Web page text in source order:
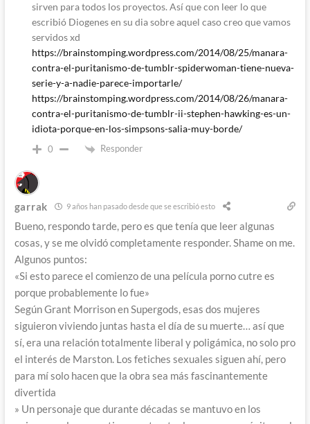
sirven para todos los proyectos. Así que con leer lo que
escribió Diogenes en su dia sobre aquel caso creo que vamos
servidos xd
https://brainstomping.wordpress.com/2014/08/25/manara-
contra-el-puritanismo-de-tumblr-spiderwoman-tiene-nueva-
serie-y-a-nadie-parece-importarle/
https://brainstomping.wordpress.com/2014/08/26/manara-
contra-el-puritanismo-de-tumblr-ii-stephen-hawking-es-un-
idiota-porque-en-los-simpsons-salia-muy-borde/
0 Responder
garrak 9 años han pasado desde que se escribió esto
Bueno, respondo tarde, pero es que tenía que leer algunas
cosas, y se me olvidó completamente responder. Shame on me.
Algunos puntos:
«Si esto parece el comienzo de una película porno cutre es
porque probablemente lo fue»
Según Grant Morrison en Supergods, esas dos mujeres
siguieron viviendo juntas hasta el día de su muerte… así que
sí, era una relación totalmente liberal y poligámica, no solo pro
el interés de Marston. Los fetiches sexuales siguen ahí, pero
para mí solo hacen que la obra sea más fascinantemente
divertida
» Un personaje que durante décadas se mantuvo en los